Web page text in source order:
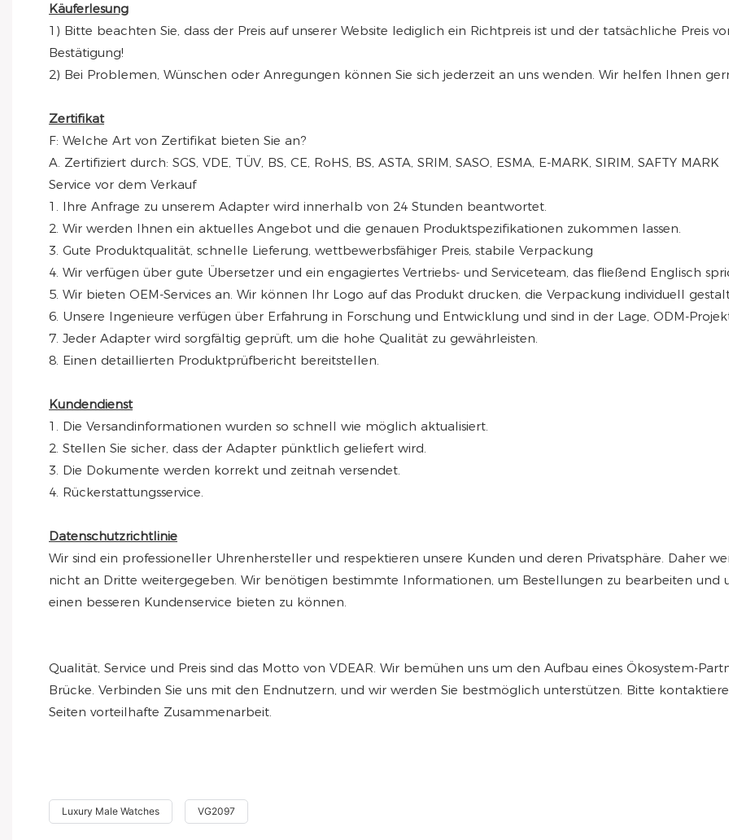
Käuferlesung
1) Bitte beachten Sie, dass der Preis auf unserer Website lediglich ein Richtpreis ist und der tatsächliche Preis
Bestätigung!
2) Bei Problemen, Wünschen oder Anregungen können Sie sich jederzeit an uns wenden. Wir helfen Ihnen
Zertifikat
F: Welche Art von Zertifikat bieten Sie an?
A. Zertifiziert durch: SGS, VDE, TÜV, BS, CE, RoHS, BS, ASTA, SRIM, SASO, ESMA, E-MARK, SIRIM, SAFTY MARK
Service vor dem Verkauf
1. Ihre Anfrage zu unserem Adapter wird innerhalb von 24 Stunden beantwortet.
2. Wir werden Ihnen ein aktuelles Angebot und die genauen Produktspezifikationen zukommen lassen.
3. Gute Produktqualität, schnelle Lieferung, wettbewerbsfähiger Preis, stabile Verpackung
4. Wir verfügen über gute Übersetzer und ein engagiertes Vertriebs- und Serviceteam, das fließend Englisch
5. Wir bieten OEM-Services an. Wir können Ihr Logo auf das Produkt drucken, die Verpackung individuell
6. Unsere Ingenieure verfügen über Erfahrung in Forschung und Entwicklung und sind in der Lage, ODM-
7. Jeder Adapter wird sorgfältig geprüft, um die hohe Qualität zu gewährleisten.
8. Einen detaillierten Produktprüfbericht bereitstellen.
Kundendienst
1. Die Versandinformationen wurden so schnell wie möglich aktualisiert.
2. Stellen Sie sicher, dass der Adapter pünktlich geliefert wird.
3. Die Dokumente werden korrekt und zeitnah versendet.
4. Rückerstattungsservice.
Datenschutzrichtlinie
Wir sind ein professioneller Uhrenhersteller und respektieren unsere Kunden und deren Privatsphäre. Daher
nicht an Dritte weitergegeben. Wir benötigen bestimmte Informationen, um Bestellungen zu bearbeiten und
einen besseren Kundenservice bieten zu können.
Qualität, Service und Preis sind das Motto von VDEAR. Wir bemühen uns um den Aufbau eines Ökosystem-
Brücke. Verbinden Sie uns mit den Endnutzern, und wir werden Sie bestmöglich unterstützen. Bitte
Seiten vorteilhafte Zusammenarbeit.
Luxury Male Watches VG2097